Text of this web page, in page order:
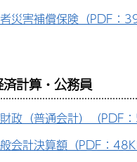
災害補償保険（PDF：
計算・公務員
政（普通会計）（PDF：
会計決算額（PDF：